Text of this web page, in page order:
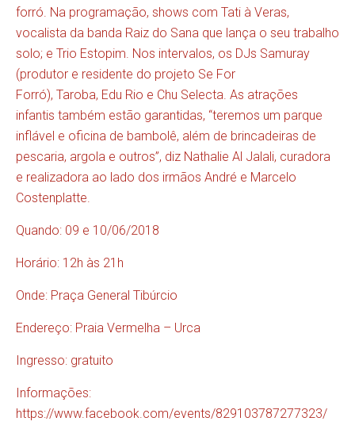
forró. Na programação, shows com Tati à Veras,
vocalista da banda Raiz do Sana que lança o seu trabalho
solo; e Trio Estopim. Nos intervalos, os DJs Samuray
(produtor e residente do projeto Se For
Forró), Taroba, Edu Rio e Chu Selecta. As atrações
infantis também estão garantidas, “teremos um parque
inflável e oficina de bambolê, além de brincadeiras de
pescaria, argola e outros”, diz Nathalie Al Jalali, curadora
e realizadora ao lado dos irmãos André e Marcelo
Costenplatte.
Quando: 09 e 10/06/2018
Horário: 12h às 21h
Onde: Praça General Tibúrcio
Endereço: Praia Vermelha – Urca
Ingresso: gratuito
Informações:
https://www.facebook.com/events/829103787277323/